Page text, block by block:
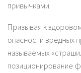
привычками.
Призывая к
опасности вредных
называемых
позиционирование